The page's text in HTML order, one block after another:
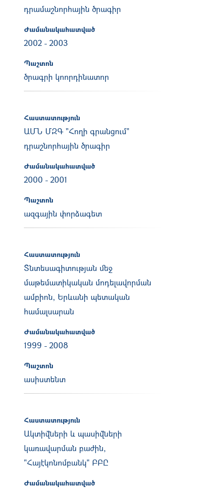
դրամաշնորհային ծրագիր
Ժամանակահատված
2002 - 2003
Պաշտոն
ծրագրի կոորդինատոր
Հաստատություն
ԱՄՆ ՄԶԳ "Հողի գրանցում"
դրաշնորհային ծրագիր
Ժամանակահատված
2000 - 2001
Պաշտոն
ազգային փորձագետ
Հաստատություն
Տնտեսագիտության մեջ
մաթեմատիկական մոդելավորման
ամբիոն, Երևանի պետական
համալսարան
Ժամանակահատված
1999 - 2008
Պաշտոն
ասիստենտ
Հաստատություն
Ակտիվների և պասիվների
կառավարման բաժին,
"Հայէկոնոմբանկ" ԲԲԸ
Ժամանակահատված